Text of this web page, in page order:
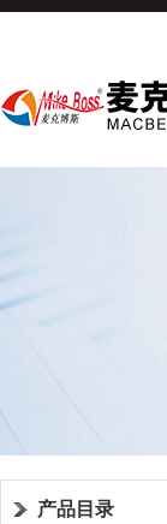
产品目录